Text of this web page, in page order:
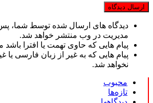
دیدگاه های ارسال شده توسط شما، پس
مدیریت در وب منتشر خواهد شد.
پیام هایی که حاوی تهمت یا افترا
پیام هایی که به غیر از زبان فارسی یا
نخواهد شد.
محبوب
تازه‌ها